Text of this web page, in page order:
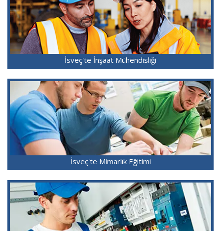
İsveç'te İnşaat Mühendisliği
İsveç'te Mimarlık Eğitimi